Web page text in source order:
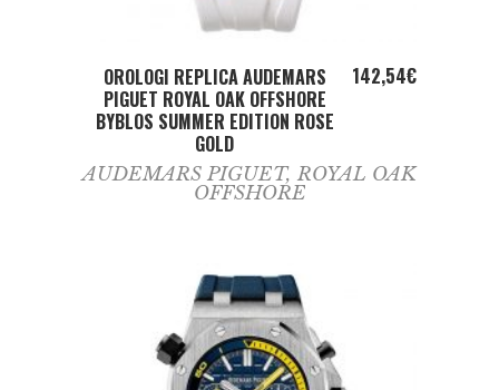
ADD TO CART
OROLOGI REPLICA AUDEMARS
PIGUET ROYAL OAK OFFSHORE
BYBLOS SUMMER EDITION ROSE
GOLD
142,54€
AUDEMARS PIGUET, ROYAL OAK
OFFSHORE